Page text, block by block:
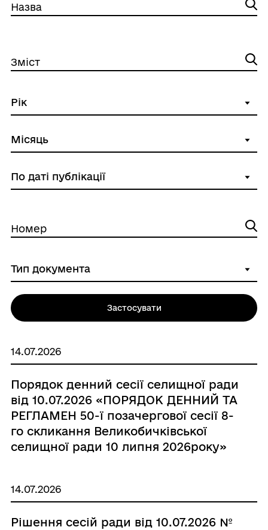
14.07.2026
Порядок денний сесії селищної ради
від 10.07.2026 «ПОРЯДОК ДЕННИЙ ТА
РЕГЛАМЕН 50-ї позачергової сесії 8-
го скликання Великобичківської
селищної ради 10 липня 2026року»
14.07.2026
Рішення сесій ради від 10.07.2026 №
Назва
Зміст
Номер
Застосувати